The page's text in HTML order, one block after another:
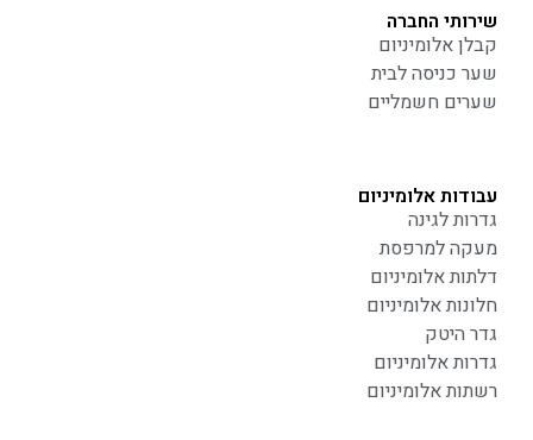
שירותי החברה
קבלן אלומיניום
שער כניסה לבית
שערים חשמליים
עבודות אלומיניום
גדרות לגינה
מעקה למרפסת
דלתות אלומיניום
חלונות אלומיניום
גדר היטק
גדרות אלומיניום
רשתות אלומיניום